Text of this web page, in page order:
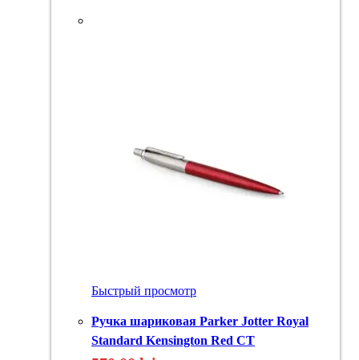
Быстрый просмотр
Ручка шариковая Parker Jotter Royal
Standard Kensington Red CT